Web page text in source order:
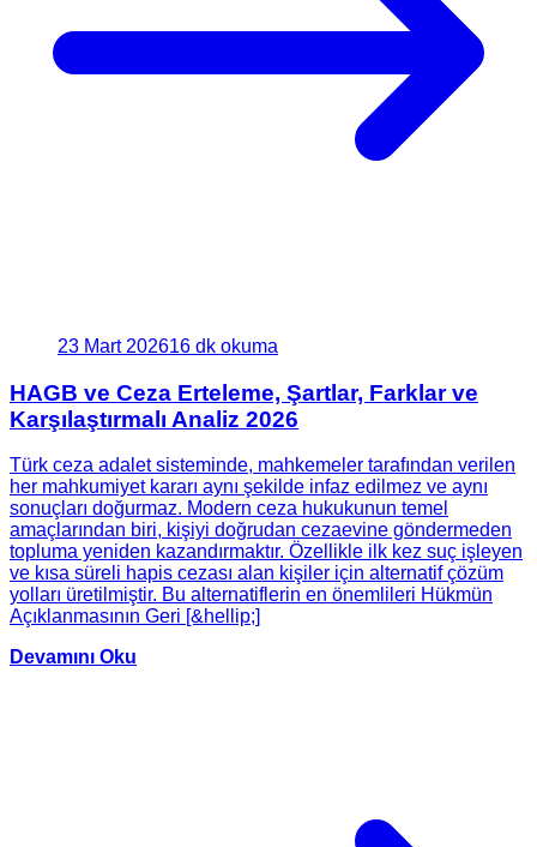
23 Mart 202616 dk okuma
HAGB ve Ceza Erteleme, Şartlar, Farklar ve
Karşılaştırmalı Analiz 2026
Türk ceza adalet sisteminde, mahkemeler tarafından verilen
her mahkumiyet kararı aynı şekilde infaz edilmez ve aynı
sonuçları doğurmaz. Modern ceza hukukunun temel
amaçlarından biri, kişiyi doğrudan cezaevine göndermeden
topluma yeniden kazandırmaktır. Özellikle ilk kez suç işleyen
ve kısa süreli hapis cezası alan kişiler için alternatif çözüm
yolları üretilmiştir. Bu alternatiflerin en önemlileri Hükmün
Açıklanmasının Geri [&hellip;]
Devamını Oku